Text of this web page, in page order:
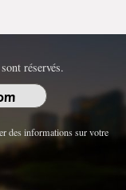
réservés.
des informations sur votre